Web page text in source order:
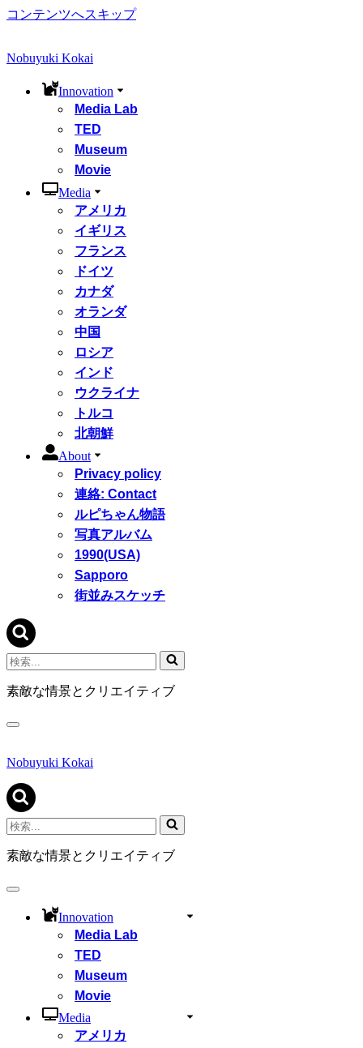
コンテンツへスキップ
Nobuyuki Kokai
Innovation
Media Lab
TED
Museum
Movie
Media
アメリカ
イギリス
フランス
ドイツ
カナダ
オランダ
中国
ロシア
インド
ウクライナ
トルコ
北朝鮮
About
Privacy policy
連絡: Contact
ルピちゃん物語
写真アルバム
1990(USA)
Sapporo
街並みスケッチ
検
索...
素敵な情景とクリエイティブ
ナ
ゲ
シ
ョ
ン
メ
ニ
ュ
Nobuyuki Kokai
検
索...
素敵な情景とクリエイティブ
ナ
Innovation
Media Lab
TED
Museum
Movie
Media
アメリカ